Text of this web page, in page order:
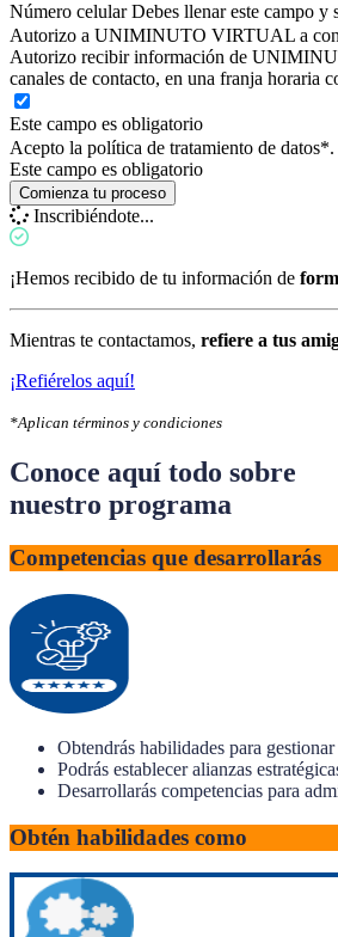
Número celular Debes llenar este campo y
Autorizo a UNIMINUTO VIRTUAL a
Autorizo recibir información de
canales de contacto, en una franja horaria
Este campo es obligatorio
Acepto la política de tratamiento de datos*.
Este campo es obligatorio
Inscribiéndote...
¡Hemos recibido de tu información de
Mientras te contactamos, refiere a tus
¡Refiérelos aquí!
*Aplican términos y condiciones
Conoce aquí todo sobre
nuestro programa
Competencias que desarrollarás
Obtendrás habilidades para
Podrás establecer alianzas
Desarrollarás competencias para
Obtén habilidades como